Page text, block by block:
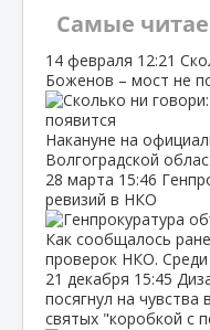
Самые
14 февраля 12:21
Боженов – мост не
Накануне на
Волгоградской
28 марта 15:46
ревизий в НКО
Как сообщалось
проверок НКО. Среди
21 декабря 15:45
посягнул на
святых "коробкой с